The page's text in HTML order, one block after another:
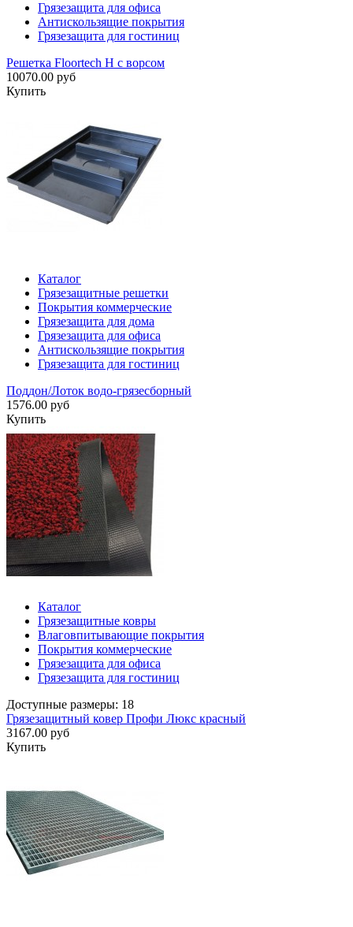
Грязезащита для офиса
Антискользящие покрытия
Грязезащита для гостиниц
Решетка Floortech H с ворсом
10070.00 руб
Купить
Каталог
Грязезащитные решетки
Покрытия коммерческие
Грязезащита для дома
Грязезащита для офиса
Антискользящие покрытия
Грязезащита для гостиниц
Поддон/Лоток водо-грязесборный
1576.00 руб
Купить
Каталог
Грязезащитные ковры
Влаговпитывающие покрытия
Покрытия коммерческие
Грязезащита для офиса
Грязезащита для гостиниц
Доступные размеры: 18
Грязезащитный ковер Профи Люкс красный
3167.00 руб
Купить